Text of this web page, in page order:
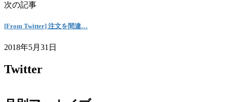
次の記事
[From Twitter] 注文を間違…
2018年5月31日
Twitter